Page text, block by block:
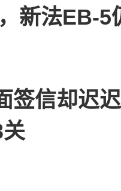
新法EB-5
签信却迟